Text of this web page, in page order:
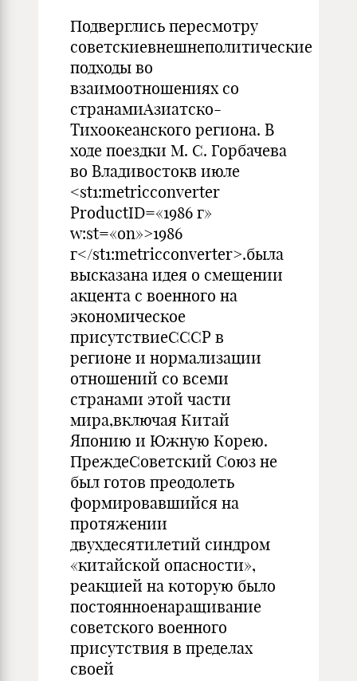
Подверглись пересмотру
советскиевнешнеполитические
подходы во
взаимоотношениях со
странамиАзиатско-
Тихоокеанского региона. В
ходе поездки М. С. Горбачева
во Владивостокв июле
<st1:metricconverter
ProductID=«1986 г»
w:st=«on»>1986
г</st1:metricconverter>.была
высказана идея о смещении
акцента с военного на
экономическое
присутствиеСССР в
регионе и нормализации
отношений со всеми
странами этой части
мира,включая Китай
Японию и Южную Корею.
ПреждеСоветский Союз не
был готов преодолеть
формировавшийся на
протяжении
двухдесятилетий синдром
«китайской опасности»,
реакцией на которую было
постоянноенаращивание
советского военного
присутствия в пределах
своей